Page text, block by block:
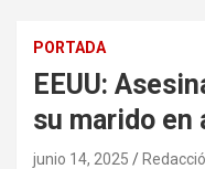
PORTADA
EEUU:
su marido
junio 14, 2025